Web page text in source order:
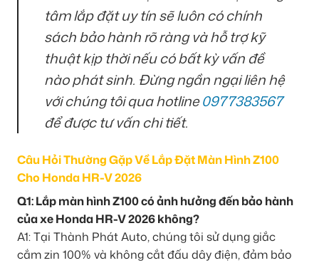
tâm lắp đặt uy tín sẽ luôn có chính
sách bảo hành rõ ràng và hỗ trợ kỹ
thuật kịp thời nếu có bất kỳ vấn đề
nào phát sinh. Đừng ngần ngại liên hệ
với chúng tôi qua hotline0977383567
để được tư vấn chi tiết.
Câu Hỏi Thường Gặp Về Lắp Đặt Màn Hình Z100
Cho Honda HR-V 2026
Q1: Lắp màn hình Z100 có ảnh hưởng đến bảo hành
của xe Honda HR-V 2026 không?
A1: Tại Thành Phát Auto, chúng tôi sử dụng giắc
cắm zin 100% và không cắt đấu dây điện, đảm bảo